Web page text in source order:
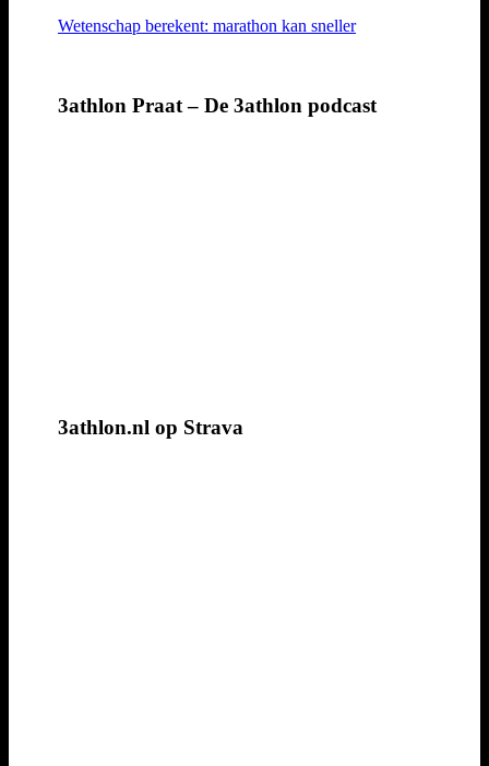
Wetenschap berekent: marathon kan sneller
3athlon Praat – De 3athlon podcast
3athlon.nl op Strava